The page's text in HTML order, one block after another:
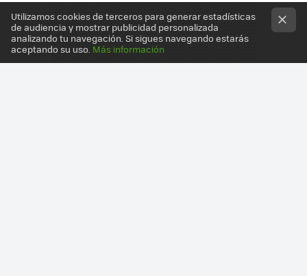
Utilizamos cookies de terceros para generar estadísticas
de audiencia y mostrar publicidad personalizada
analizando tu navegación. Si sigues navegando estarás
aceptando su uso. Más información